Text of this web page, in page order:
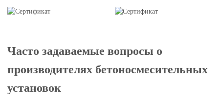
Часто задаваемые вопросы о
производителях бетоносмесительных
установок